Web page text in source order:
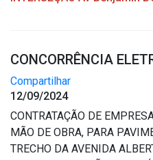
CONCORRÊNCIA
Compartilhar
12/09/2024
CONTRATAÇÃO DE
MÃO DE OBRA, PARA
TRECHO DA AVENIDA